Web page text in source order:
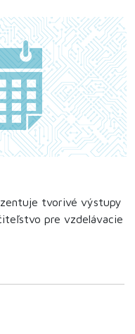
tvorivé výstupy
pre vzdelávacie